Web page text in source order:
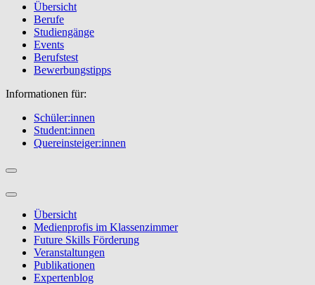
Übersicht
Berufe
Studiengänge
Events
Berufstest
Bewerbungstipps
Informationen für:
Schüler:innen
Student:innen
Quereinsteiger:innen
Übersicht
Medienprofis im Klassenzimmer
Future Skills Förderung
Veranstaltungen
Publikationen
Expertenblog